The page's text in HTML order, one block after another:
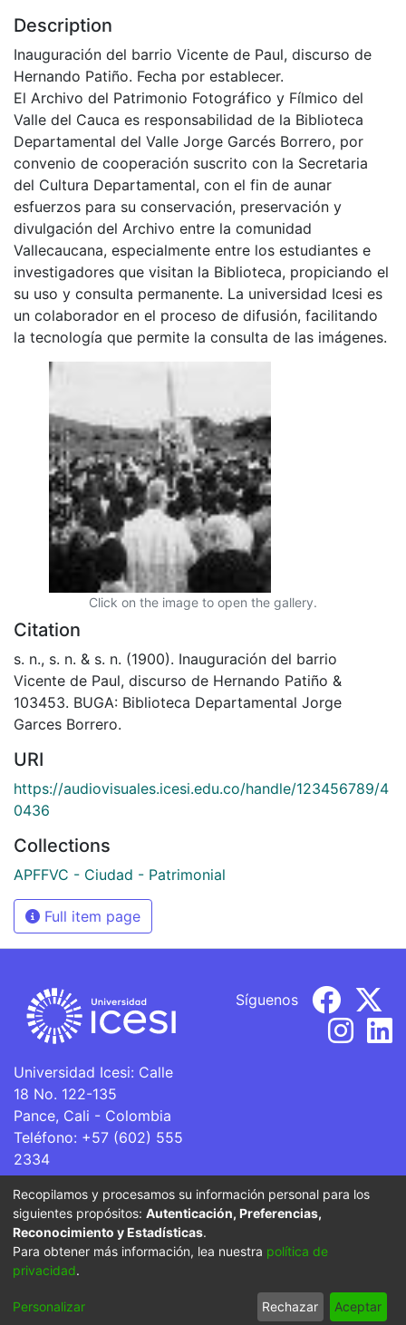
Description
Inauguración del barrio Vicente de Paul, discurso de
Hernando Patiño. Fecha por establecer.
El Archivo del Patrimonio Fotográfico y Fílmico del
Valle del Cauca es responsabilidad de la Biblioteca
Departamental del Valle Jorge Garcés Borrero, por
convenio de cooperación suscrito con la Secretaria
del Cultura Departamental, con el fin de aunar
esfuerzos para su conservación, preservación y
divulgación del Archivo entre la comunidad
Vallecaucana, especialmente entre los estudiantes e
investigadores que visitan la Biblioteca, propiciando el
su uso y consulta permanente. La universidad Icesi es
un colaborador en el proceso de difusión, facilitando
la tecnología que permite la consulta de las imágenes.
Click on the image to open the gallery.
Citation
s. n., s. n. & s. n. (1900). Inauguración del barrio
Vicente de Paul, discurso de Hernando Patiño &
103453. BUGA: Biblioteca Departamental Jorge
Garces Borrero.
URI
https://audiovisuales.icesi.edu.co/handle/123456789/4
0436
Collections
APFFVC - Ciudad - Patrimonial
Full item page
Universidad Icesi: Calle
18 No. 122-135
Pance, Cali - Colombia
Teléfono: +57 (602) 555
2334
ventanillaunica@icesi.edu.co
Síguenos
La Universidad Icesi es una Institución de Educación
Superior que se encuentra sujeta a inspección y vigilancia
por parte del Ministerio de Educación Nacional.
Cookie
End User
Agreement
Send
Feedback
Recopilamos y procesamos su información personal para los
siguientes propósitos: Autenticación, Preferencias,
Reconocimiento y Estadísticas.
Para obtener más información, lea nuestra política de
privacidad.
Personalizar Rechazar Aceptar